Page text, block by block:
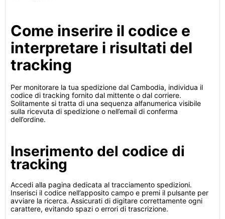
Come inserire il codice e
interpretare i risultati del
tracking
Per monitorare la tua spedizione dal Cambodia, individua il
codice di tracking fornito dal mittente o dal corriere.
Solitamente si tratta di una sequenza alfanumerica visibile
sulla ricevuta di spedizione o nell’email di conferma
dell’ordine.
Inserimento del codice di
tracking
Accedi alla pagina dedicata al tracciamento spedizioni.
Inserisci il codice nell’apposito campo e premi il pulsante per
avviare la ricerca. Assicurati di digitare correttamente ogni
carattere, evitando spazi o errori di trascrizione.